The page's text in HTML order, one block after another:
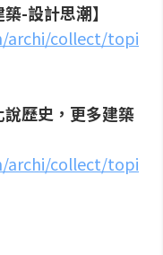
-設計思潮】
archi/collect/topi
歷史，更多建築
archi/collect/topi